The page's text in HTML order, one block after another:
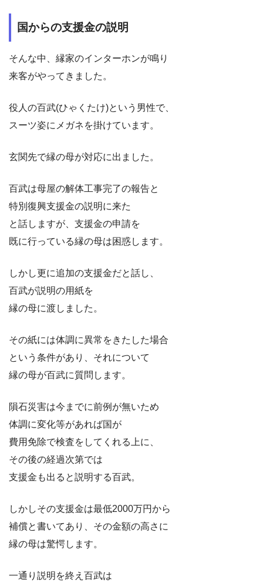
国からの支援金の説明
そんな中、縁家のインターホンが鳴り
来客がやってきました。
役人の百武(ひゃくたけ)という男性で、
スーツ姿にメガネを掛けています。
玄関先で縁の母が対応に出ました。
百武は母屋の解体工事完了の報告と
特別復興支援金の説明に来た
と話しますが、支援金の申請を
既に行っている縁の母は困惑します。
しかし更に追加の支援金だと話し、
百武が説明の用紙を
縁の母に渡しました。
その紙には体調に異常をきたした場合
という条件があり、それについて
縁の母が百武に質問します。
隕石災害は今までに前例が無いため
体調に変化等があれば国が
費用免除で検査をしてくれる上に、
その後の経過次第では
支援金も出ると説明する百武。
しかしその支援金は最低2000万円から
補償と書いてあり、その金額の高さに
縁の母は驚愕します。
一通り説明を終え百武は